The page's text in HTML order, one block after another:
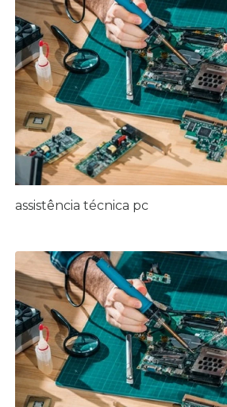
assistência técnica pc